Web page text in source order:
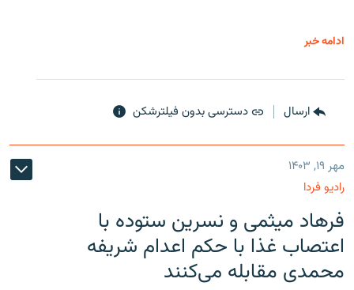
ادامه خبر
ارسال دسترسی بدون فیلترشکن
مهر ۱۹, ۱۴۰۳
رادیو فردا
فرهاد میثمی و نسرین ستوده با
اعتصاب غذا با حکم اعدام شریفه
محمدی مقابله می‌کنند